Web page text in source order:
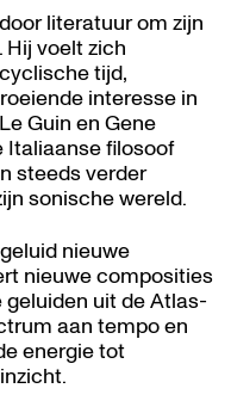
literatuur om zijn
voelt zich
tijd,
interesse in
Guin en Gene
Italiaanse filosoof
steeds verder
sonische wereld.
nieuwe
nieuwe composities
uit de Atlas-
aan tempo en
energie tot